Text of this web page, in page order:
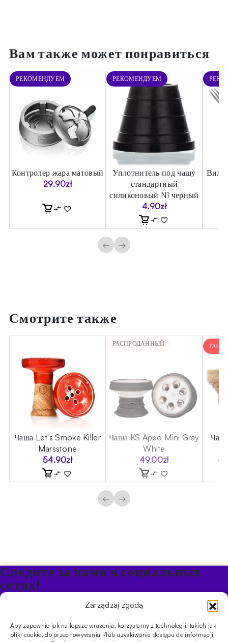
Zarządzaj zgodą
Aby zapewnić jak najlepsze wrażenia, korzystamy z technologii, takich jak
pliki cookie, do przechowywania i/lub uzyskiwania dostępu do informacji
Вам также может понравиться
РЕКОМЕНДУЕМ
Контролер жара матовый
29.90zł
РЕКОМЕНДУЕМ
Уплотнитель под чашу
стандартный
силиконовый N1 черный
4.90zł
← →
Смотрите также
Чаша Let's Smoke Killer
Marsstone
54.90zł
РАСПРОДАННЫЙ
Чаша KS Appo Mini Gray
White
49.00zł
← →
Следите за нами в социальных
сетях!
Будьте в курсе акций и новостей в Кальяне
ПРОДУКТЫ